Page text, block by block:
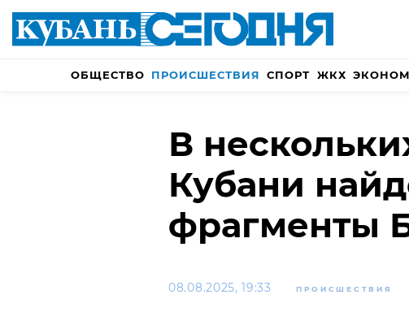
ОБЩЕСТВО ПРОИСШЕСТВИЯ СПОРТ ЖКХ
В
Кубани
фрагменты
08.08.2025, 19:33 ПРОИСШЕСТВИЯ